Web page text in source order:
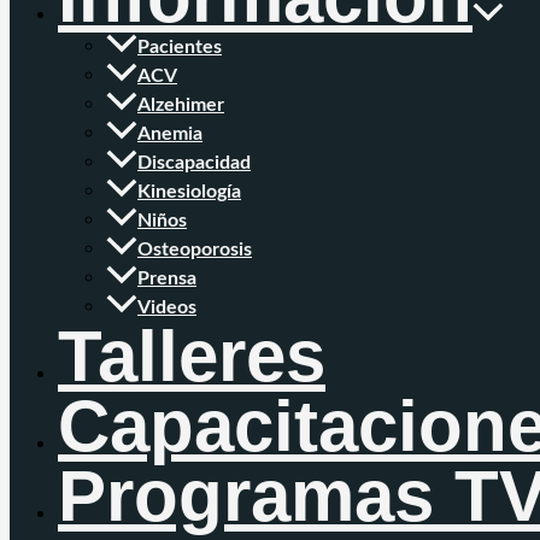
Pacientes
ACV
Alzehimer
Anemia
Discapacidad
Kinesiología
Niños
Osteoporosis
Prensa
Videos
Talleres
Programas